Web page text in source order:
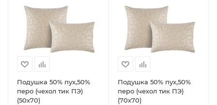
Подушка 50% пух,50%
перо (чехол тик ПЭ)
(50х70)
Подушка 50% пух,50%
перо (чехол тик ПЭ)
(70х70)